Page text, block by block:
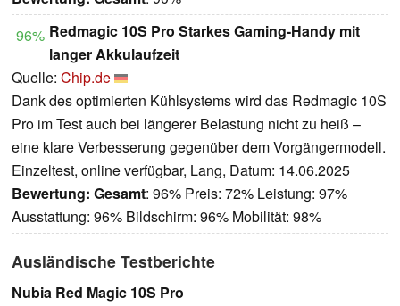
96% Redmagic 10S Pro Starkes Gaming-Handy mit
langer Akkulaufzeit
Quelle: Chip.de
Dank des optimierten Kühlsystems wird das Redmagic 10S
Pro im Test auch bei längerer Belastung nicht zu heiß –
eine klare Verbesserung gegenüber dem Vorgängermodell.
Einzeltest, online verfügbar, Lang, Datum: 14.06.2025
Bewertung: Gesamt: 96% Preis: 72% Leistung: 97%
Ausstattung: 96% Bildschirm: 96% Mobilität: 98%
Ausländische Testberichte
Nubia Red Magic 10S Pro